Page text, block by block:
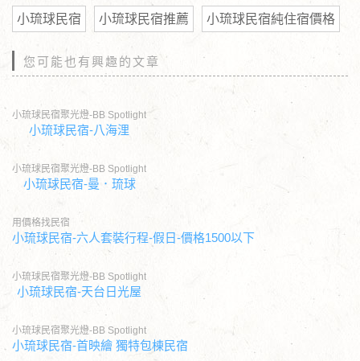
小琉球民宿 小琉球民宿推薦 小琉球民宿純住宿價格
您可能也有興趣的文章
小琉球民宿聚光燈-BB Spotlight
小琉球民宿-八海浬
小琉球民宿聚光燈-BB Spotlight
小琉球民宿-曼．琉球
用價格找民宿
小琉球民宿-六人套裝行程-假日-價格1500以下
小琉球民宿聚光燈-BB Spotlight
小琉球民宿-天台日光屋
小琉球民宿聚光燈-BB Spotlight
小琉球民宿-首映繪 獨特包棟民宿